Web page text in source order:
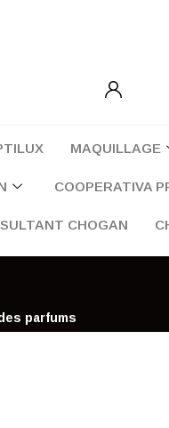
MAQUILLAGE
COOPERATIVA
CHOGAN
parfums